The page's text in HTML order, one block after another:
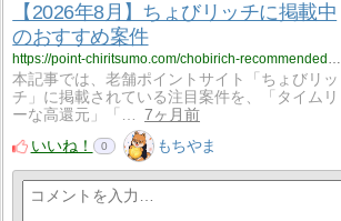
【2026年8月】ちょびリッチに掲載中
のおすすめ案件
https://point-chiritsumo.com/chobirich-recommended-offers/
本記事では、老舗ポイントサイト「ちょびリッ
チ」に掲載されている注目案件を、「タイムリ
ーな高還元」「…
7ヶ月前
いいね！
0 もちやま